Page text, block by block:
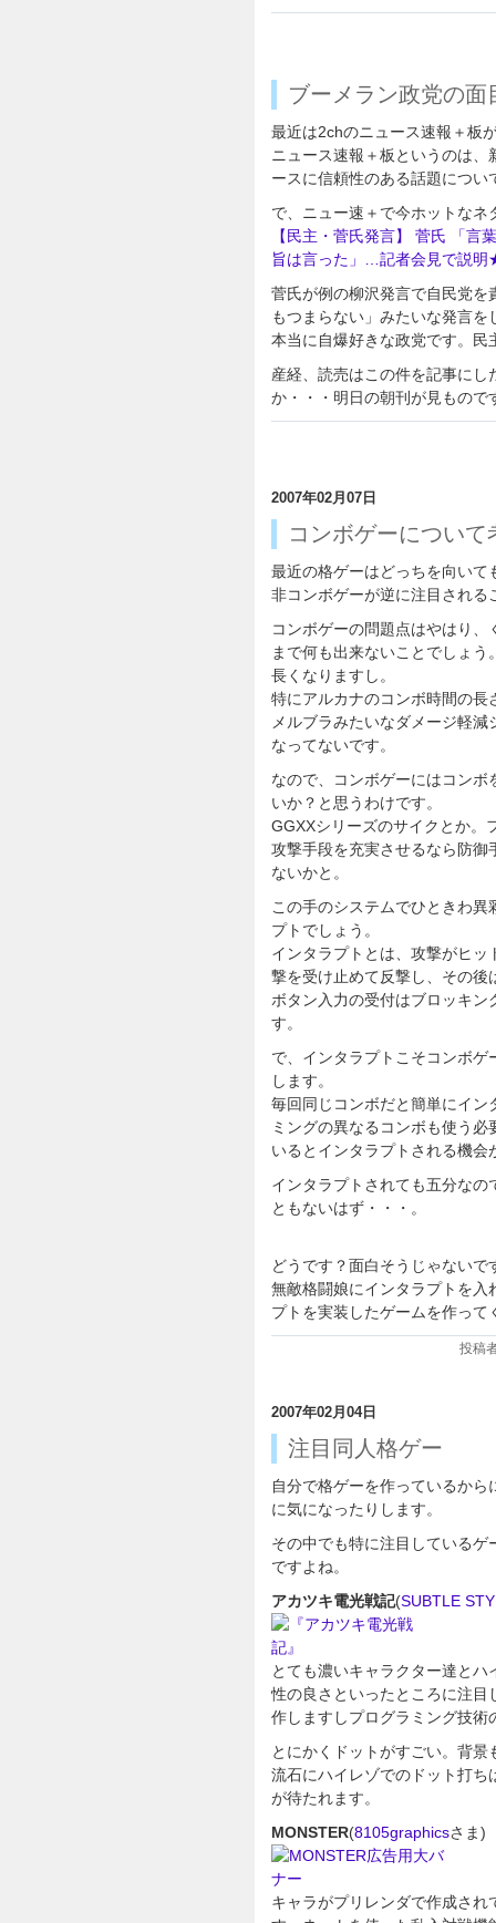
ブーメラン政党の面
最近は2chのニュース速報＋板
ニュース速報＋板というのは
ースに信頼性のある話題につい
で、ニュー速＋で今ホットな
【民主・菅氏発言】 菅氏 「言
旨は言った」…記者会見で説
菅氏が例の柳沢発言で自民党
もつまらない」みたいな発言
本当に自爆好きな政党です。民
産経、読売はこの件を記事に
か・・・明日の朝刊が見もので
2007年02月07日
コンボゲーについて
最近の格ゲーはどっちを向い
非コンボゲーが逆に注目される
コンボゲーの問題点はやはり
まで何も出来ないことでしょ
長くなりますし。
特にアルカナのコンボ時間の長
メルブラみたいなダメージ軽
なってないです。
なので、コンボゲーにはコン
いか？と思うわけです。
GGXXシリーズのサイクとか。
攻撃手段を充実させるなら防
ないかと。
この手のシステムでひときわ
プトでしょう。
インタラプトとは、攻撃がヒ
撃を受け止めて反撃し、その
ボタン入力の受付はブロッキ
す。
で、インタラプトこそコンボ
します。
毎回同じコンボだと簡単にイ
ミングの異なるコンボも使う
いるとインタラプトされる機
インタラプトされても五分な
ともないはず・・・。
どうです？面白そうじゃないで
無敵格闘娘にインタラプトを
プトを実装したゲームを作って
投稿
2007年02月04日
注目同人格ゲー
自分で格ゲーを作っているか
に気になったりします。
その中でも特に注目している
ですよね。
アカツキ電光戦記(SUBTLE
とても濃いキャラクター達と
性の良さといったところに注
作しますしプログラミング技術
とにかくドットがすごい。背
流石にハイレゾでのドット打
が待たれます。
MONSTER(8105graphicsさま)
キャラがプリレンダで作成さ